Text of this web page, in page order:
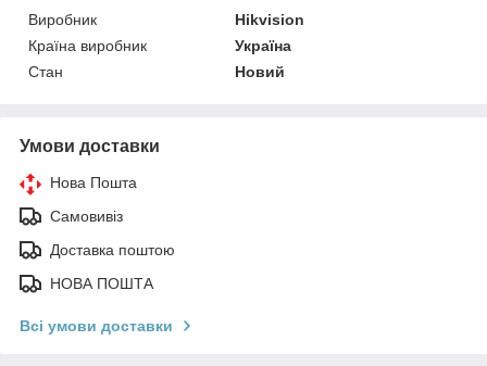
Виробник
Hikvision
Країна виробник
Україна
Стан
Новий
Умови доставки
Нова Пошта
Самовивіз
Доставка поштою
НОВА ПОШТА
Всі умови доставки